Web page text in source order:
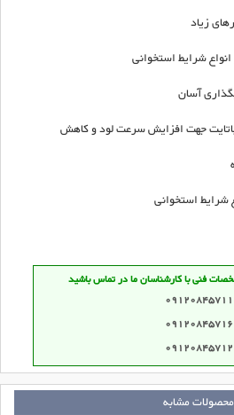
زیاد
شرایط استخوانی
آسان
جهت افزایش سرعت لود و کاهش
شرایط استخوانی
فنی با کارشناسان ما در تماس باشید
09120845711
09120845716
09120845712
محصولات مشابه